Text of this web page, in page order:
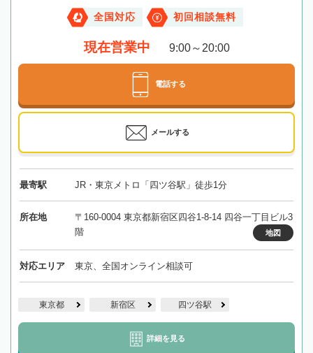
全国対応 初回相談無料
現在営業中 9:00～20:00
電話する
メールする
最寄駅 JR・東京メトロ「四ツ谷駅」徒歩1分
所在地
〒160-0004 東京都新宿区四谷1-8-14 四谷一丁目ビル3
階
地図
対応エリア 東京、全国オンライン相談可
東京都 新宿区 四ツ谷駅
詳細を見る